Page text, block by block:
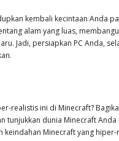
kembali kecintaan Anda
alam yang luas,
Jadi, persiapkan PC Anda,
realistis ini di Minecraft?
tunjukkan dunia Minecraft
keindahan Minecraft yang hiper-